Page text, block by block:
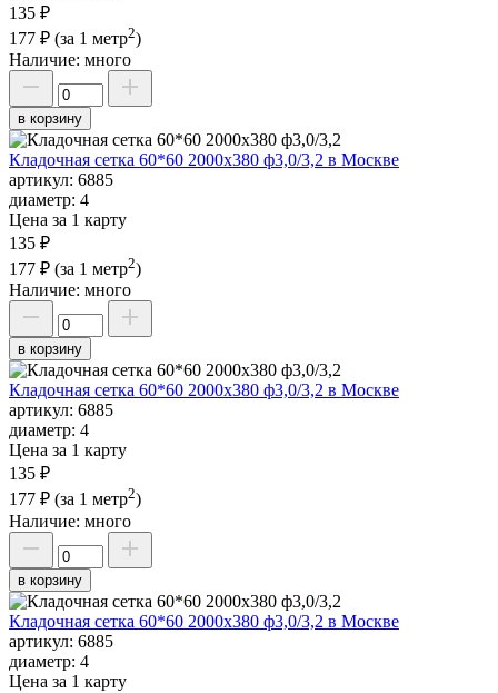
135 ₽
177 ₽ (за 1 метр2)
Наличие: много
в корзину
Кладочная сетка 60*60 2000х380 ф3,0/3,2 в Москве
артикул: 6885
диаметр: 4
Цена за 1 карту
135 ₽
177 ₽ (за 1 метр2)
Наличие: много
в корзину
Кладочная сетка 60*60 2000х380 ф3,0/3,2 в Москве
артикул: 6885
диаметр: 4
Цена за 1 карту
135 ₽
177 ₽ (за 1 метр2)
Наличие: много
в корзину
Кладочная сетка 60*60 2000х380 ф3,0/3,2 в Москве
артикул: 6885
диаметр: 4
Цена за 1 карту